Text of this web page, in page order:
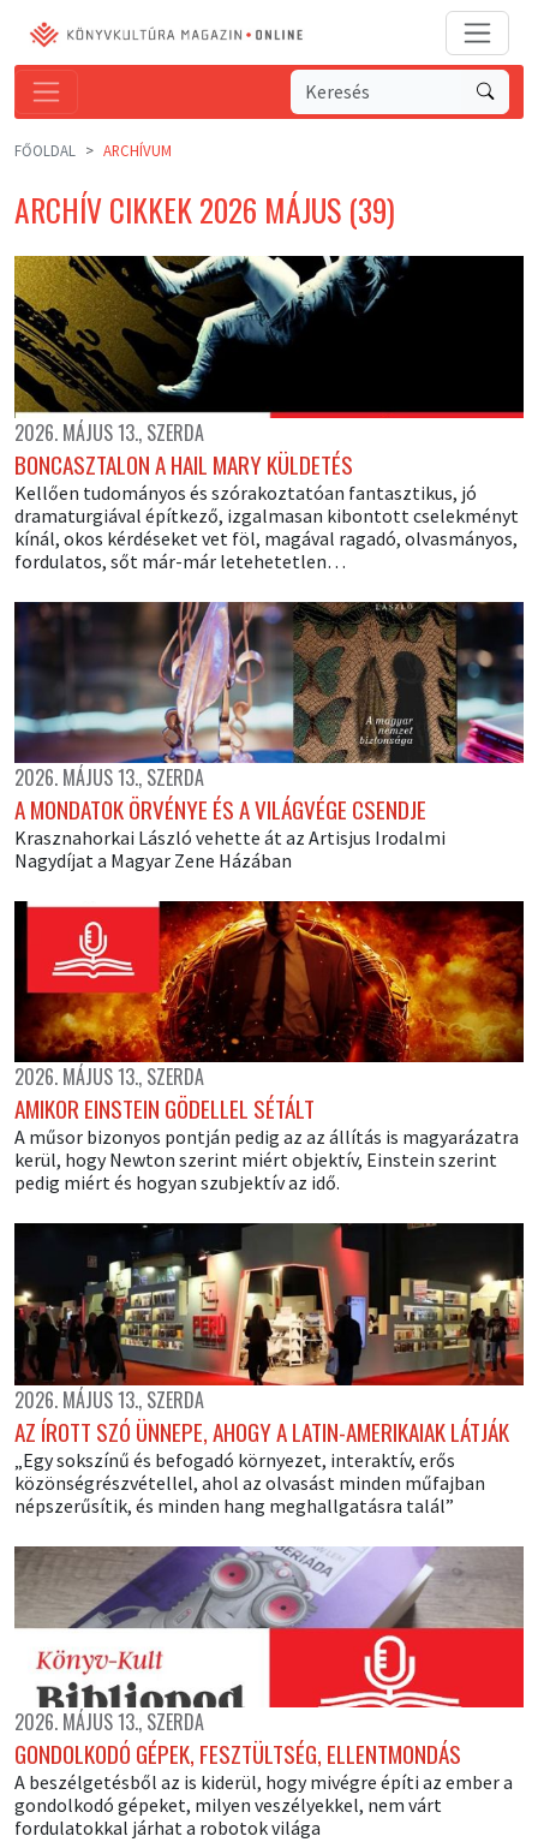
FŐOLDAL ARCHÍVUM
ARCHÍV CIKKEK 2026 MÁJUS (39)
2026. MÁJUS 13., SZERDA
BONCASZTALON A HAIL MARY KÜLDETÉS
Kellően tudományos és szórakoztatóan fantasztikus, jó
dramaturgiával építkező, izgalmasan kibontott cselekményt
kínál, okos kérdéseket vet föl, magával ragadó, olvasmányos,
fordulatos, sőt már-már letehetetlen…
2026. MÁJUS 13., SZERDA
A MONDATOK ÖRVÉNYE ÉS A VILÁGVÉGE CSENDJE
Krasznahorkai László vehette át az Artisjus Irodalmi
Nagydíjat a Magyar Zene Házában
2026. MÁJUS 13., SZERDA
AMIKOR EINSTEIN GÖDELLEL SÉTÁLT
A műsor bizonyos pontján pedig az az állítás is magyarázatra
kerül, hogy Newton szerint miért objektív, Einstein szerint
pedig miért és hogyan szubjektív az idő.
2026. MÁJUS 13., SZERDA
AZ ÍROTT SZÓ ÜNNEPE, AHOGY A LATIN-AMERIKAIAK LÁTJÁK
„Egy sokszínű és befogadó környezet, interaktív, erős
közönségrészvétellel, ahol az olvasást minden műfajban
népszerűsítik, és minden hang meghallgatásra talál”
2026. MÁJUS 13., SZERDA
GONDOLKODÓ GÉPEK, FESZTÜLTSÉG, ELLENTMONDÁS
A beszélgetésből az is kiderül, hogy mivégre építi az ember a
gondolkodó gépeket, milyen veszélyekkel, nem várt
fordulatokkal járhat a robotok világa